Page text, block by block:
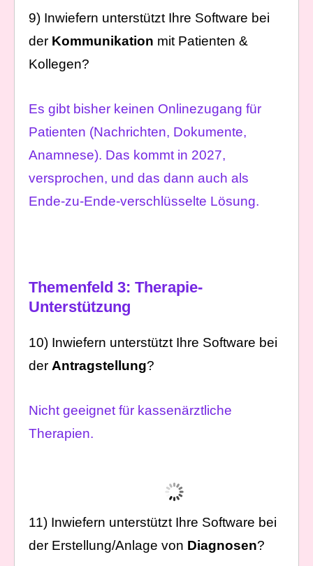
9) Inwiefern unterstützt Ihre Software bei
der Kommunikation mit Patienten &
Kollegen?
Es gibt bisher keinen Onlinezugang für
Patienten (Nachrichten, Dokumente,
Anamnese). Das kommt in 2027,
versprochen, und das dann auch als
Ende-zu-Ende-verschlüsselte Lösung.
Themenfeld 3: Therapie-
Unterstützung
10) Inwiefern unterstützt Ihre Software bei
der Antragstellung?
Nicht geeignet für kassenärztliche
Therapien.
11) Inwiefern unterstützt Ihre Software bei
der Erstellung/Anlage von Diagnosen?